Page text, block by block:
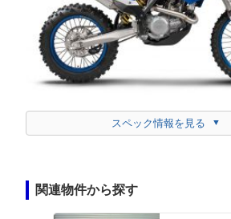
スペック情報を見る
関連物件から探す